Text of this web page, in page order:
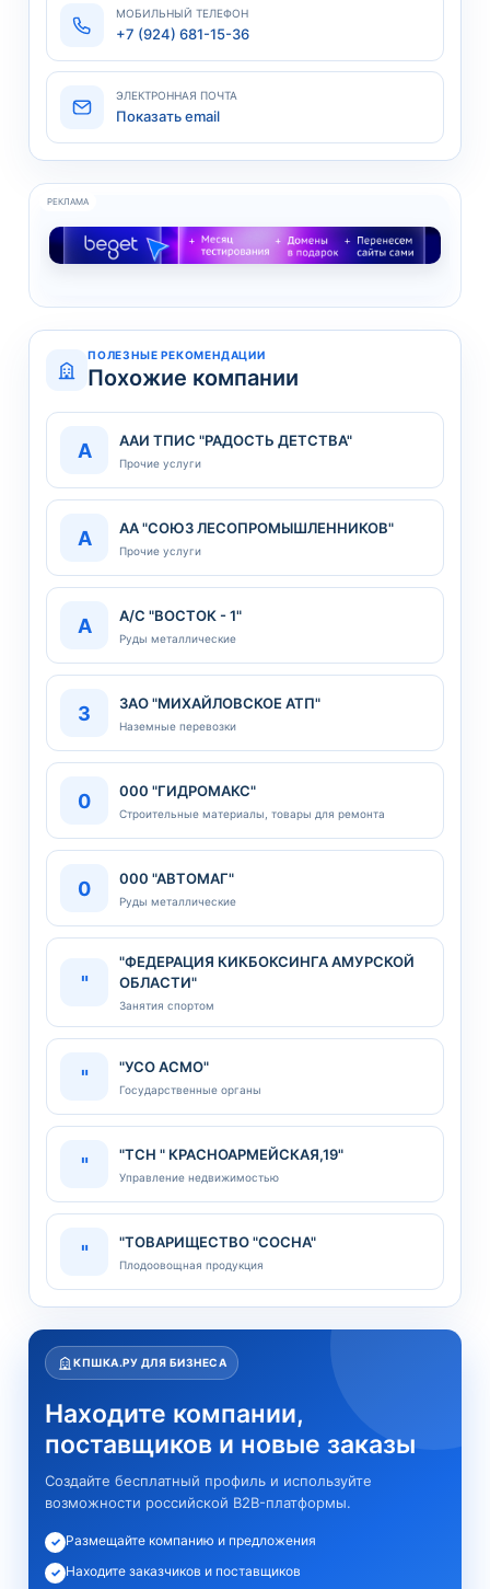
МОБИЛЬНЫЙ ТЕЛЕФОН
+7 (924) 681-15-36
ЭЛЕКТРОННАЯ ПОЧТА
Показать email
РЕКЛАМА
ПОЛЕЗНЫЕ РЕКОМЕНДАЦИИ
Похожие компании
А ААИ ТПИС "РАДОСТЬ ДЕТСТВА"
Прочие услуги
А АА "СОЮЗ ЛЕСОПРОМЫШЛЕННИКОВ"
Прочие услуги
А А/С "ВОСТОК - 1"
Руды металлические
3 3АО "МИХАЙЛОВСКОЕ АТП"
Наземные перевозки
0 000 "ГИДРОМАКС"
Строительные материалы, товары для ремонта
0 000 "АВТОМАГ"
Руды металлические
"
"ФЕДЕРАЦИЯ КИКБОКСИНГА АМУРСКОЙ
ОБЛАСТИ"
Занятия спортом
" "УСО АСМО"
Государственные органы
" "ТСН " КРАСНОАРМЕЙСКАЯ,19"
Управление недвижимостью
" "ТОВАРИЩЕСТВО "СОСНА"
Плодоовощная продукция
КПШКА.РУ ДЛЯ БИЗНЕСА
Находите компании,
поставщиков и новые заказы
Создайте бесплатный профиль и используйте
возможности российской B2B-платформы.
✓ Размещайте компанию и предложения
✓ Находите заказчиков и поставщиков